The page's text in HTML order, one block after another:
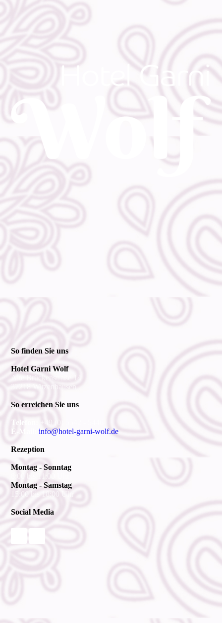
So finden Sie uns
Hotel Garni Wolf
Alte Brückenstraße 14
37218 Witzenhausen
So erreichen Sie uns
Telefon:
E-Mail:
info@hotel-garni-wolf.de
Rezeption
Montag - Sonntag
Montag - Samstag
15:00 bis 18:00 Uhr
Social Media